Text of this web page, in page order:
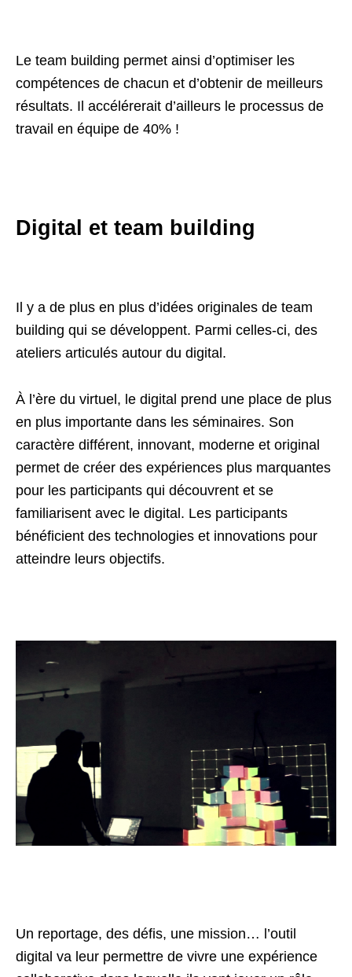
Le team building permet ainsi d’optimiser les
compétences de chacun et d’obtenir de meilleurs
résultats. Il accélérerait d’ailleurs le processus de
travail en équipe de 40% !
Digital et team building
Il y a de plus en plus d’idées originales de team
building qui se développent. Parmi celles-ci, des
ateliers articulés autour du digital.
À l’ère du virtuel, le digital prend une place de plus
en plus importante dans les séminaires. Son
caractère différent, innovant, moderne et original
permet de créer des expériences plus marquantes
pour les participants qui découvrent et se
familiarisent avec le digital. Les participants
bénéficient des technologies et innovations pour
atteindre leurs objectifs.
Un reportage, des défis, une mission… l’outil
digital va leur permettre de vivre une expérience